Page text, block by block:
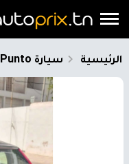
الرئيسية سيارة Punto